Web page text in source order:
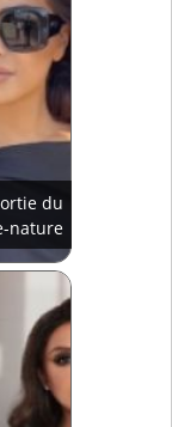
du
nature